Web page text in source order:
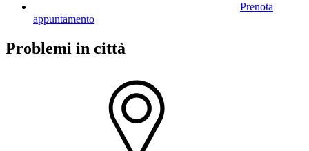
Prenota
appuntamento
Problemi in città